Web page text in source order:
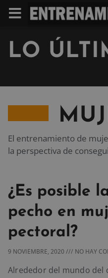
LO
El entrenamiento de
la perspectiva de
¿Es posible
pecho en
pectoral?
9 NOVIEMBRE, 2020 NO HAY
Alrededor del mundo del